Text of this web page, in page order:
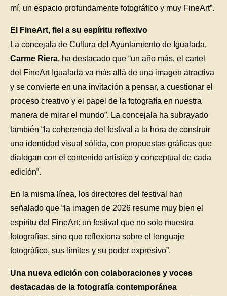
mí, un espacio profundamente fotográfico y muy FineArt”.
El FineArt, fiel a su espíritu reflexivo
La concejala de Cultura del Ayuntamiento de Igualada,
Carme Riera, ha destacado que “un año más, el cartel
del FineArt Igualada va más allá de una imagen atractiva
y se convierte en una invitación a pensar, a cuestionar el
proceso creativo y el papel de la fotografía en nuestra
manera de mirar el mundo”. La concejala ha subrayado
también “la coherencia del festival a la hora de construir
una identidad visual sólida, con propuestas gráficas que
dialogan con el contenido artístico y conceptual de cada
edición”.
En la misma línea, los directores del festival han
señalado que “la imagen de 2026 resume muy bien el
espíritu del FineArt: un festival que no solo muestra
fotografías, sino que reflexiona sobre el lenguaje
fotográfico, sus límites y su poder expresivo”.
Una nueva edición con colaboraciones y voces
destacadas de la fotografía contemporánea